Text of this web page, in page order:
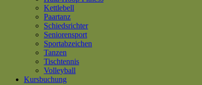
Kettlebell
Paartanz
Schiedsrichter
Seniorensport
Sportabzeichen
Tanzen
Tischtennis
Volleyball
Kursbuchung